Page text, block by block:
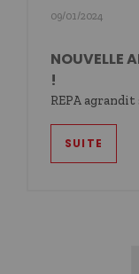
09/01/2024
NOUVELLE
!
REPA
SUITE